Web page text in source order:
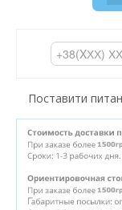
Поставити